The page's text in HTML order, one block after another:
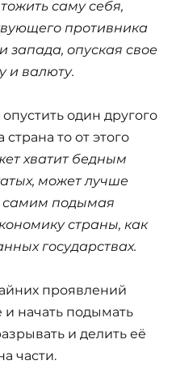
саму себя,
противника
запада, опуская свое
и валюту.
один другого
то от этого
хватит бедным
может лучше
самим подымая
страны, как
государствах.
проявлений
начать подымать
и делить её
части.